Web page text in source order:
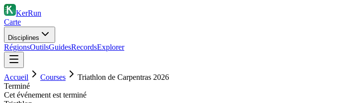
KerRun
Carte
Disciplines
RégionsOutilsGuidesRecordsExplorer
Accueil Courses
Triathlon de Carpentras 2026
Terminé
Cet événement est terminé